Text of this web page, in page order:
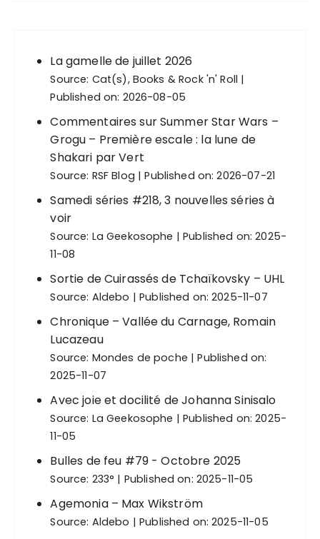
La gamelle de juillet 2026
Source: Cat(s), Books & Rock 'n' Roll
Published on: 2026-08-05
Commentaires sur Summer Star Wars –
Grogu – Première escale : la lune de
Shakari par Vert
Source: RSF Blog Published on: 2026-07-21
Samedi séries #218, 3 nouvelles séries à
voir
Source: La Geekosophe
Published on: 2025-
11-08
Sortie de Cuirassés de Tchaïkovsky – UHL
Source: Aldebo Published on: 2025-11-07
Chronique – Vallée du Carnage, Romain
Lucazeau
Source: Mondes de poche
Published on:
2025-11-07
Avec joie et docilité de Johanna Sinisalo
Source: La Geekosophe
Published on: 2025-
11-05
Bulles de feu #79 - Octobre 2025
Source: 233° Published on: 2025-11-05
Agemonia – Max Wikström
Source: Aldebo Published on: 2025-11-05